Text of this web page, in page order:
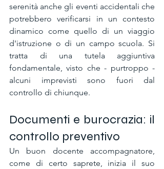
serenità anche gli eventi accidentali che
potrebbero verificarsi in un contesto
dinamico come quello di un viaggio
d'istruzione o di un campo scuola. Si
tratta di una tutela aggiuntiva
fondamentale, visto che - purtroppo -
alcuni imprevisti sono fuori dal
controllo di chiunque.
Documenti e burocrazia: il
controllo preventivo
Un buon docente accompagnatore,
come di certo saprete, inizia il suo